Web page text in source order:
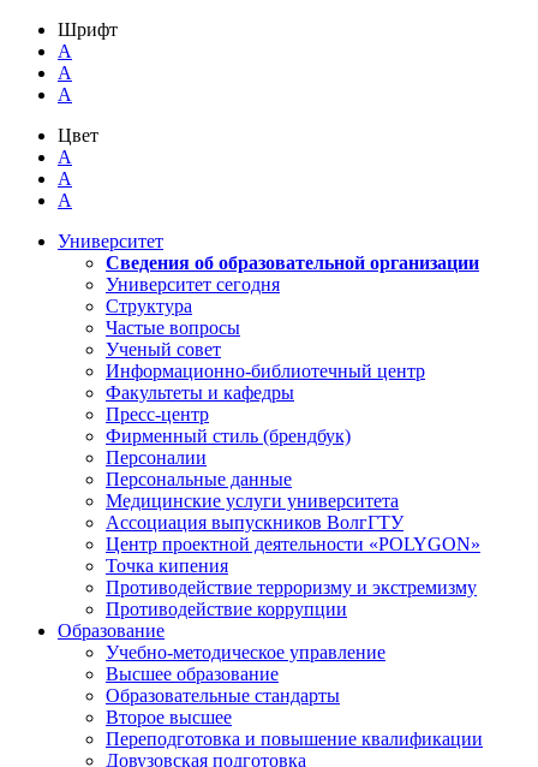
Шрифт
A
A
A
Цвет
A
A
A
Университет
Сведения об образовательной организации
Университет сегодня
Структура
Частые вопросы
Ученый совет
Информационно-библиотечный центр
Факультеты и кафедры
Пресс-центр
Фирменный стиль (брендбук)
Персоналии
Персональные данные
Медицинские услуги университета
Ассоциация выпускников ВолгГТУ
Центр проектной деятельности «POLYGON»
Точка кипения
Противодействие терроризму и экстремизму
Противодействие коррупции
Образование
Учебно-методическое управление
Высшее образование
Образовательные стандарты
Второе высшее
Переподготовка и повышение квалификации
Довузовская подготовка